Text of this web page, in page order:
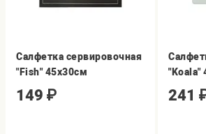
Салфетка сервировочная
"Fish" 45х30см
149 ₽
"Koala"
241